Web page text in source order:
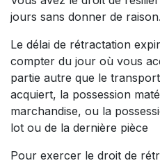
jours sans donner de raison.
Le délai de rétractation
compter du jour où vous
partie autre que le
acquiert, la possession
marchandise, ou la
lot ou de la dernière pièce
Pour exercer le droit de